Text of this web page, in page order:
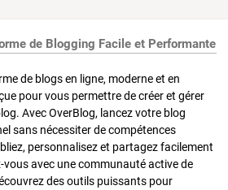
de Blogging Facile et Performante
de blogs en ligne, moderne et en
pour vous permettre de créer et gérer
Avec OverBlog, lancez votre blog
sans nécessiter de compétences
personnalisez et partagez facilement
avec une communauté active de
des outils puissants pour